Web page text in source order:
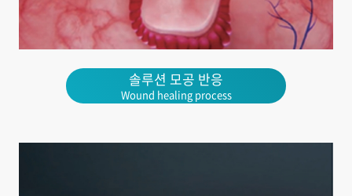
솔루션 모공 반응
Wound healing process